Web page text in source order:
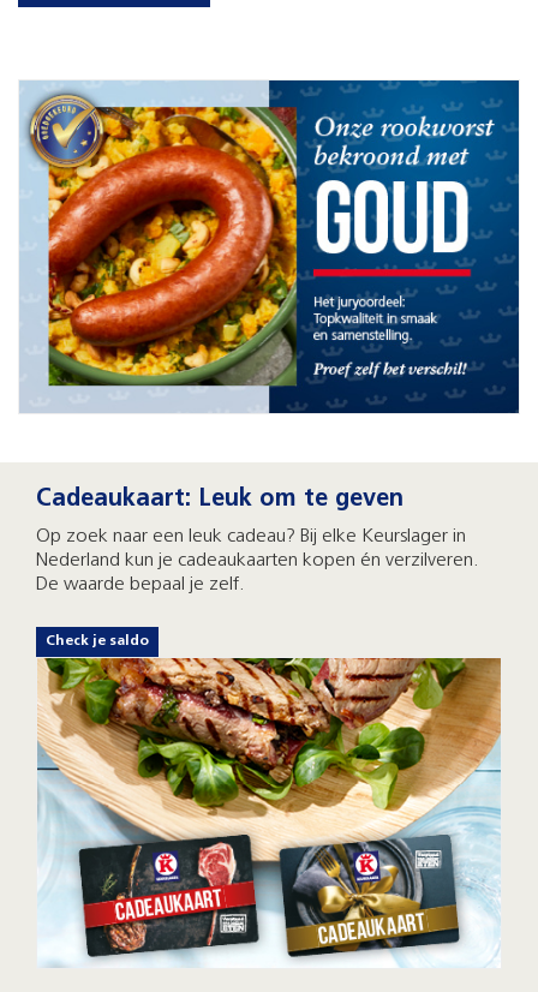
Cadeaukaart: Leuk om te geven
Op zoek naar een leuk cadeau? Bij elke Keurslager in
Nederland kun je cadeaukaarten kopen én verzilveren.
De waarde bepaal je zelf.
Check je saldo